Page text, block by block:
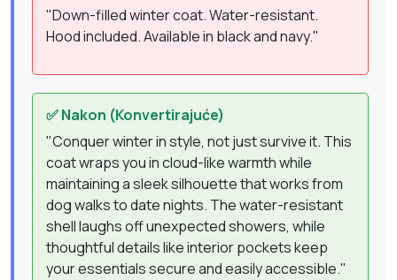
"Down-filled winter coat. Water-resistant.
Hood included. Available in black and navy."
✅ Nakon (Konvertirajuće)
"Conquer winter in style, not just survive it. This
coat wraps you in cloud-like warmth while
maintaining a sleek silhouette that works from
dog walks to date nights. The water-resistant
shell laughs off unexpected showers, while
thoughtful details like interior pockets keep
your essentials secure and easily accessible."